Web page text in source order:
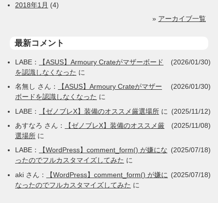
2018年1月 (4)
» アーカイブ一覧
最新コメント
(2026/01/30)
LABE ：
【ASUS】Armoury Crateがマザーボード
を認識しなくなった に
(2026/01/30)
名無し さん：
【ASUS】Armoury Crateがマザー
ボードを認識しなくなった に
(2025/11/12)
LABE ： 【ゼノブレX】装備のオススメ厳選場所 に
(2025/11/08)
あすなろ さん：
【ゼノブレX】装備のオススメ厳
選場所 に
(2025/07/18)
LABE ：
【WordPress】comment_form() が嫌にな
ったのでフルカスタマイズしてみた に
(2025/07/18)
aki さん：
【WordPress】comment_form() が嫌に
なったのでフルカスタマイズしてみた に